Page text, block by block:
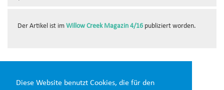
Diese Website benutzt Cookies, die für den
Der Artikel ist im Willow Creek Magazin 4/16 publiziert worden.